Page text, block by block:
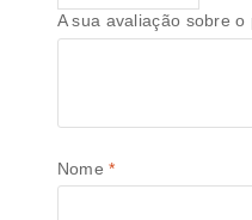
A sua avaliação sobre
Nome*